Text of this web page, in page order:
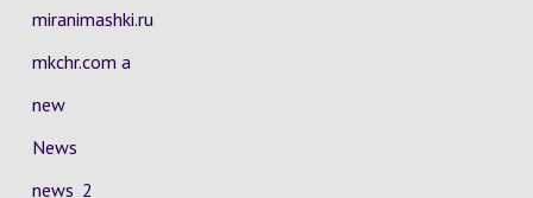
miranimashki.ru
mkchr.com a
new
News
news_2